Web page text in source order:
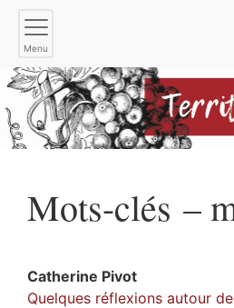
Menu
Mots-clés –
Catherine Pivot
Quelques réflexions autour